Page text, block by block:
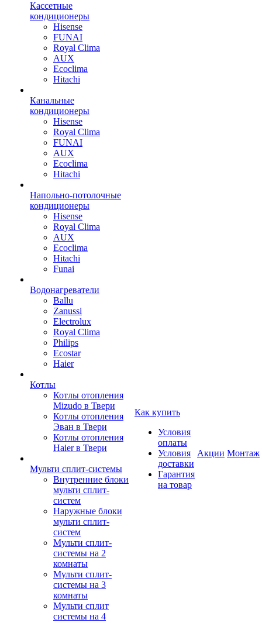
Кассетные
кондиционеры
Hisense
FUNAI
Royal Clima
AUX
Ecoclima
Hitachi
Канальные
кондиционеры
Hisense
Royal Clima
FUNAI
AUX
Ecoclima
Hitachi
Напольно-потолочные
кондиционеры
Hisense
Royal Clima
AUX
Ecoclima
Hitachi
Funai
Водонагреватели
Ballu
Zanussi
Electrolux
Royal Clima
Philips
Ecostar
Haier
Котлы
Котлы отопления
Mizudo в Твери
Котлы отопления
Эван в Твери
Котлы отопления
Haier в Твери
Мульти сплит-системы
Внутренние блоки
мульти сплит-
систем
Наружные блоки
мульти сплит-
систем
Мульти сплит-
системы на 2
комнаты
Мульти сплит-
системы на 3
комнаты
Мульти сплит
системы на 4
Как купить
Условия
оплаты
Условия
доставки
Гарантия
на товар
Акции Монтаж